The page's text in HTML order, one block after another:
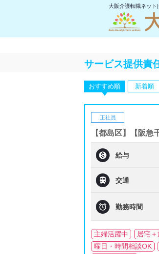
大阪介護転職ネット
サービス提供責
おすすめ順 新着順
正社員
【都島区】【阪
 給与
 交通
 勤務時間
主婦活躍中 居宅
曜日・時間相談OK